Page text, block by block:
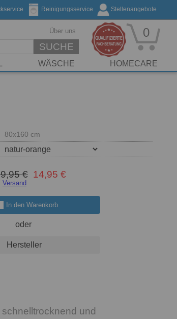
Stellenangebote
Reinigungsservice
Über uns
SUCHE
0
WÄSCHE HOMECARE
80x160 cm
€ 14,95 €
Versand
In den Warenkorb
oder
Hersteller
und